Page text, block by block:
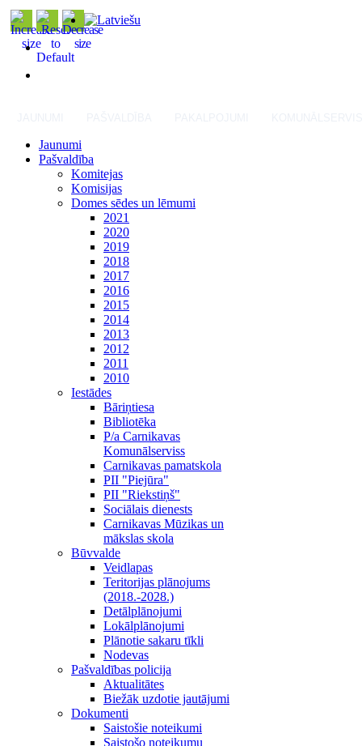
Jaunumi
Pašvaldība
Komitejas
Komisijas
Domes sēdes un lēmumi
2021
2020
2019
2018
2017
2016
2015
2014
2013
2012
2011
2010
Iestādes
Bāriņtiesa
Bibliotēka
P/a Carnikavas
Komunālserviss
Carnikavas pamatskola
PII "Piejūra"
PII "Riekstiņš"
Sociālais dienests
Carnikavas Mūzikas un
mākslas skola
Būvvalde
Veidlapas
Teritorijas plānojums
(2018.-2028.)
Detālplānojumi
Lokālplānojumi
Plānotie sakaru tīkli
Nodevas
Pašvaldības policija
Aktualitātes
Biežāk uzdotie jautājumi
Dokumenti
Saistošie noteikumi
Saistošo noteikumu